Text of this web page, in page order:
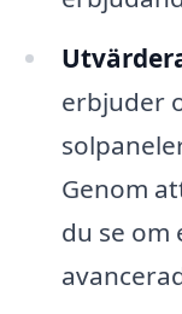
erbjuder
Genom
du se